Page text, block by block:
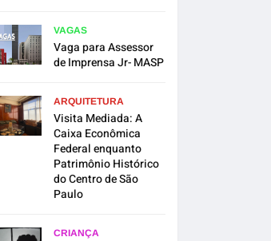
VAGAS
Vaga para Assessor
de Imprensa Jr- MASP
ARQUITETURA
Visita Mediada: A
Caixa Econômica
Federal enquanto
Patrimônio Histórico
do Centro de São
Paulo
CRIANÇA